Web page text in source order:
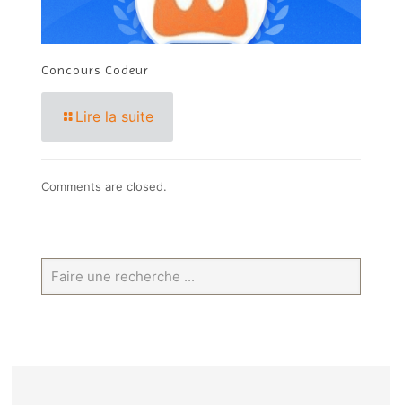
Concours Codeur
Lire la suite
Comments are closed.